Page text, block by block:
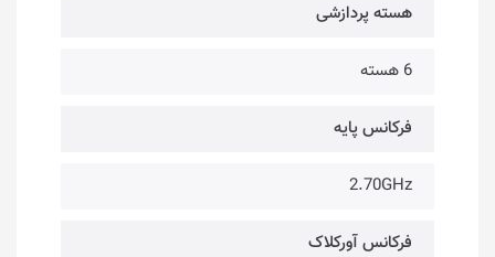
هسته پردازشی
6 هسته
فرکانس پایه
2.70GHz
فرکانس آورکلاک